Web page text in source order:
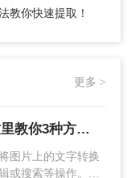
教你快速提取！
更多 >
怎么把图片上的字转换成文字？这里教你3种方法！
图片上的文字转换
或搜索等操作。无